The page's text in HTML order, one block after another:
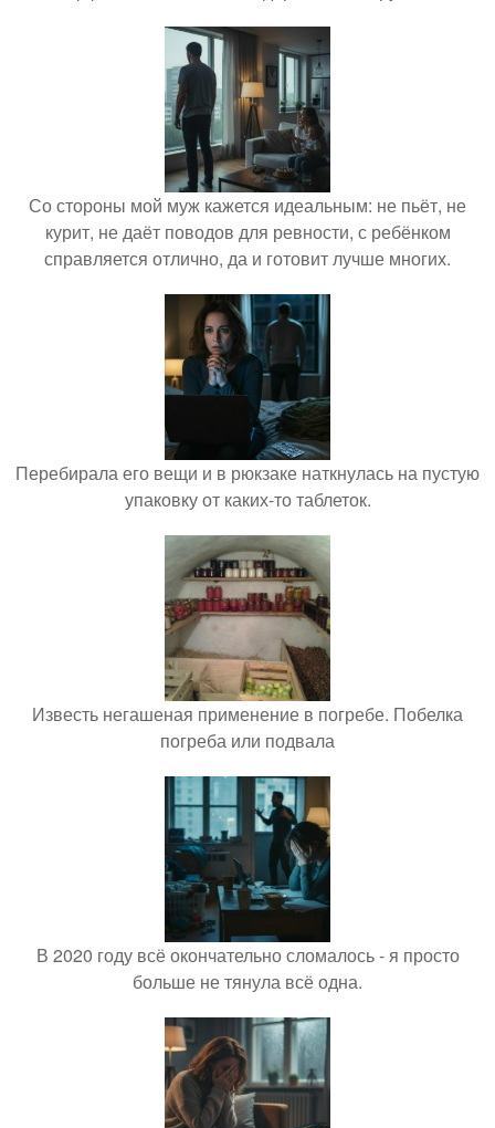
Со стороны мой муж кажется идеальным: не пьёт, не
курит, не даёт поводов для ревности, с ребёнком
справляется отлично, да и готовит лучше многих.
Перебирала его вещи и в рюкзаке наткнулась на пустую
упаковку от каких-то таблеток.
Известь негашеная применение в погребе. Побелка
погреба или подвала
В 2020 году всё окончательно сломалось - я просто
больше не тянула всё одна.